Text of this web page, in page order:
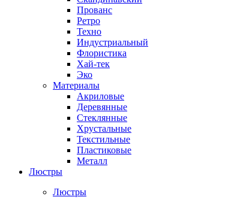
Прованс
Ретро
Техно
Индустриальный
Флористика
Хай-тек
Эко
Материалы
Акриловые
Деревянные
Стеклянные
Хрустальные
Текстильные
Пластиковые
Металл
Люстры
Люстры